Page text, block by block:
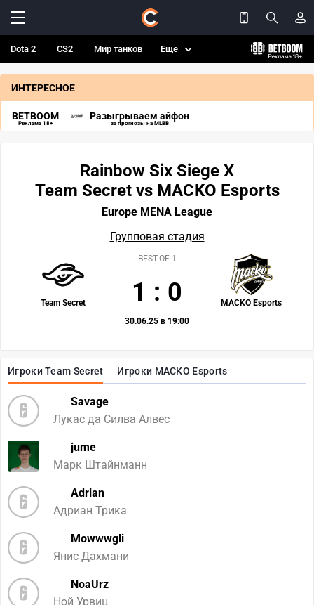
Dota 2 CS2 Мир танков Еще
ИНТЕРЕСНОЕ
BETBOOM
Реклама 18+
Разыгрываем айфон
за прогнозы на MLBB
Игроки Team Secret Игроки MACKO Esports
Savage
Лукас да Силва Алвес
jume
Марк Штайнманн
Adrian
Адриан Трика
Mowwwgli
Янис Дахмани
NoaUrz
Ной Урвиц
Rainbow Six Siege X
Team Secret vs MACKO Esports
Europe MENA League
Групповая стадия
Team Secret MACKO Esports
BEST-OF-1
1 : 0
30.06.25 в 19:00